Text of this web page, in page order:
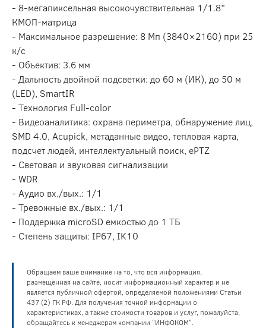
- 8-мегапиксельная высокочувствительная 1/1.8”
КМОП-матрица
- Максимальное разрешение: 8 Мп (3840×2160) при 25
к/с
- Объектив: 3.6 мм
- Дальность двойной подсветки: до 60 м (ИК), до 50 м
(LED), SmartIR
- Технология Full-color
- Видеоаналитика: охрана периметра, обнаружение лиц,
SMD 4.0, Acupick, метаданные видео, тепловая карта,
подсчет людей, интеллектуальный поиск, ePTZ
- Световая и звуковая сигнализации
- WDR
- Аудио вх./вых.: 1/1
- Тревожные вх./вых.: 1/1
- Поддержка microSD емкостью до 1 ТБ
- Степень защиты: IP67, IK10
Обращаем ваше внимание на то, что вся информация,
размещенная на сайте, носит информационный характер и не
является публичной офертой, определяемой положениями Статьи
437 (2) ГК РФ. Для получения точной информации о
характеристиках, а также стоимости товаров и услуг, пожалуйста,
обращайтесь к менеджерам компании "ИНФОКОМ".